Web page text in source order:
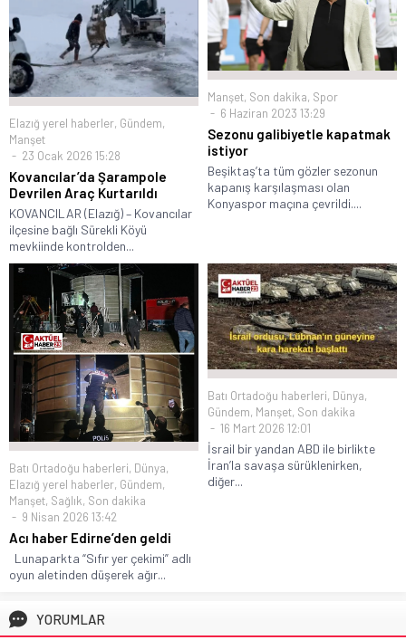
Elazığ yerel haberler, Gündem,
Manşet
23 Ocak 2026 15:28
Kovancılar’da Şarampole
Devrilen Araç Kurtarıldı
KOVANCILAR (Elazığ) – Kovancılar
ilçesine bağlı Sürekli Köyü
mevkiinde kontrolden...
Manşet, Son dakika, Spor
6 Haziran 2023 13:29
Sezonu galibiyetle kapatmak
istiyor
Beşiktaş’ta tüm gözler sezonun
kapanış karşılaşması olan
Konyaspor maçına çevrildi....
Batı Ortadoğu haberleri, Dünya,
Elazığ yerel haberler, Gündem,
Manşet, Sağlık, Son dakika
9 Nisan 2026 13:42
Acı haber Edirne’den geldi
Lunaparkta “Sıfır yer çekimi” adlı
oyun aletinden düşerek ağır...
Batı Ortadoğu haberleri, Dünya,
Gündem, Manşet, Son dakika
16 Mart 2026 12:01
İsrail bir yandan ABD ile birlikte
İran’la savaşa sürüklenirken,
diğer...
YORUMLAR